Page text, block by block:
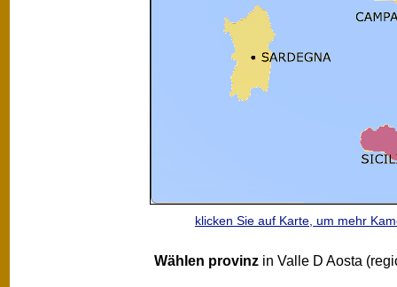
klicken Sie auf Karte, um mehr
Wählen provinz in Valle D Aosta